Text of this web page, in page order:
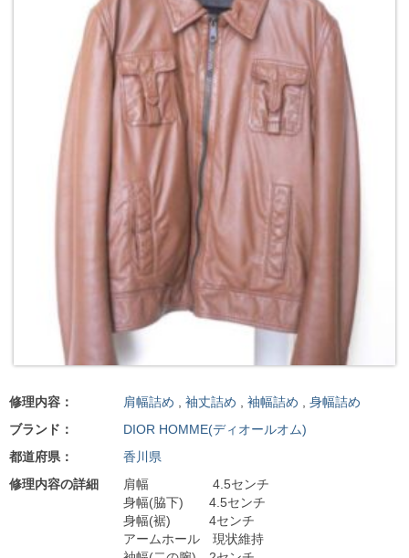
修理内容： 肩幅詰め 袖丈詰め 袖幅詰め
身幅詰め
ブランド：
DIOR HOMME(ディオールオム)
都道府県：
香川県
修理内容の詳細
肩幅 4.5センチ
身幅(脇下) 4.5センチ
身幅(裾) 4センチ
アームホール 現状維持